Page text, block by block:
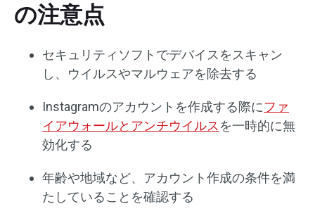
の注意点
セキュリティソフトでデバイスをスキャン
し、ウイルスやマルウェアを除去する
Instagramのアカウントを作成する際にファ
イアウォールとアンチウイルス を一時的に無
効化する
年齢や地域など、アカウント作成の条件を満
たしていることを確認する